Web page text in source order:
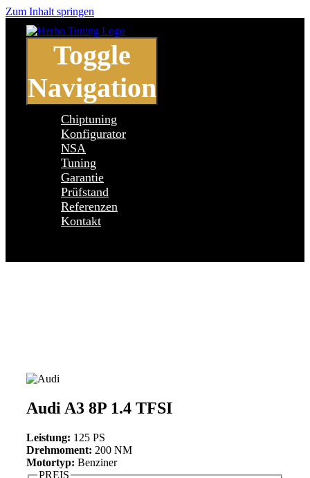
Zum Inhalt springen
Toggle
Navigation
Chiptuning
Konfigurator
NSA
Tuning
Garantie
Prüfstand
Referenzen
Kontakt
Audi A3 8P 1.4 TFSI
Leistung: 125 PS
Drehmoment: 200 NM
Motortyp: Benziner
PREIS